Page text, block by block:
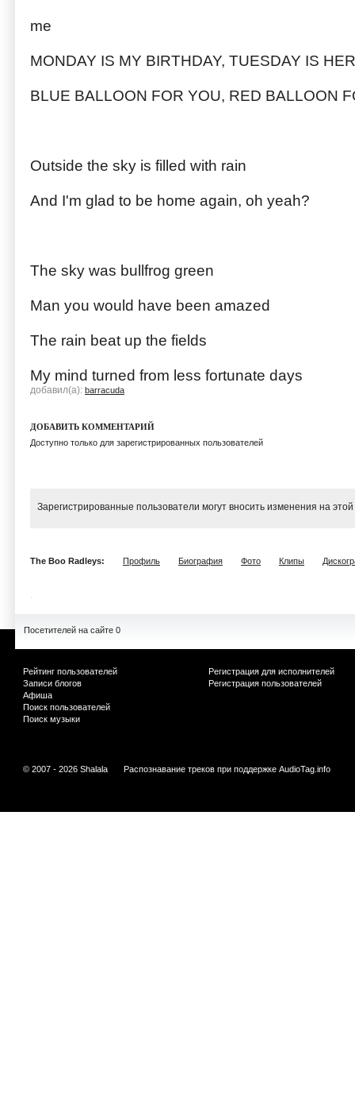
me
MONDAY IS MY BIRTHDAY, TUESDAY IS
BLUE BALLOON FOR YOU, RED BALLOON
Outside the sky is filled with rain
And I'm glad to be home again, oh yeah?
The sky was bullfrog green
Man you would have been amazed
The rain beat up the fields
My mind turned from less fortunate days
добавил(а): barracuda
ДОБАВИТЬ КОММЕНТАРИЙ
Доступно только для зарегистрированных пользователей
Зарегистрированные пользователи могут вносить изменения на
The Boo Radleys: Профиль Биография Фото Клипы
Посетителей на сайте 0
Рейтинг пользователей
Записи блогов
Афиша
Поиск пользователей
Поиск музыки
Регистрация для исполнителей
Регистрация пользователей
© 2007 - 2026 Shalala Распознавание треков при поддержке AudioTag.info